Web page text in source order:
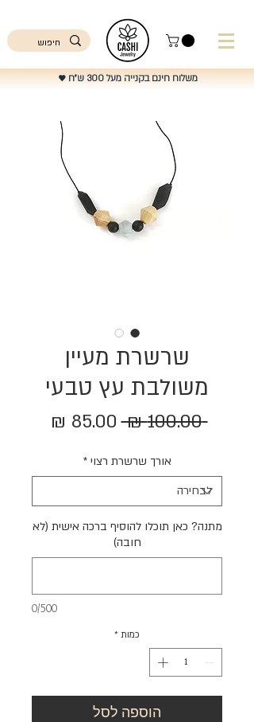
♥️ משלוח חינם בקנייה מעל 300 ש"ח
שרשרת מעיין
משולבת עץ טבעי
‏100.00 ‏₪
מחיר
אורך שרשרת רצוי *
מתנה? כאן תוכלו להוסיף ברכה אישית (לא
חובה)
0/500
כמות *
הוספה לסל